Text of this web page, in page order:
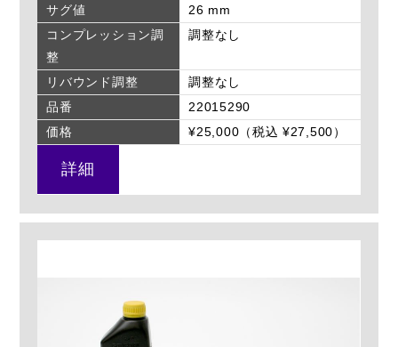
サグ値
26 mm
コンプレッション調
整
調整なし
リバウンド調整
調整なし
品番
22015290
価格
¥25,000（税込 ¥27,500）
詳細